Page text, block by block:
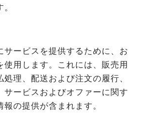
サービスを提供するために、お
使用します。これには、販売用
理、配送および注文の履行、
サービスおよびオファーに関す
の提供が含まれます。